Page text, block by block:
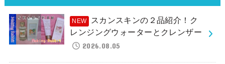
スカンスキンの２品紹介！ク
レンジングウォーターとクレンザー
2026.08.05